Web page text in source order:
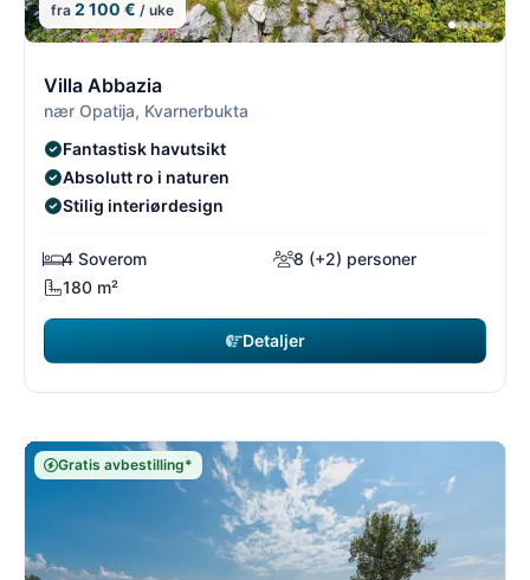
fra 2 100 € / uke
Villa Abbazia
nær Opatija, Kvarnerbukta
Fantastisk havutsikt
Absolutt ro i naturen
Stilig interiørdesign
4 Soverom
8 (+2) personer
180 m²
Detaljer
Gratis avbestilling*